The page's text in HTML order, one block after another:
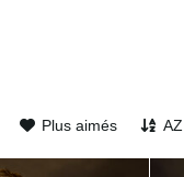
Plus aimés AZ